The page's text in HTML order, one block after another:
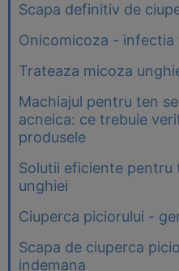
Scapa definitiv de
Onicomicoza - infectia
Trateaza micoza
Machiajul pentru ten
acneica: ce trebuie
produsele
Solutii eficiente
unghiei
Ciuperca piciorului -
Scapa de ciuperca
indemana